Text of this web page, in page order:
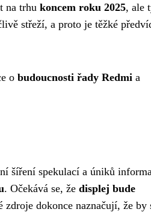
na trhu koncem roku 2025, ale
střeží, a proto je těžké
o budoucnosti řady Redmi a
šíření spekulací a úniků
. Očekává se, že displej bude
dokonce naznačují, že by